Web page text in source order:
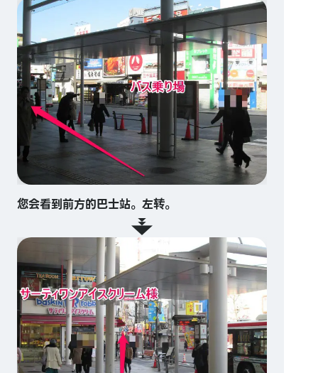
您会看到前方的巴士站。左转。